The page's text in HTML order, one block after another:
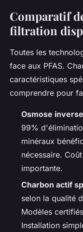
Comparatif
filtration
Toutes les
face aux PFAS.
caractéristiques
comprendre pour
Osmose inverse
99%
minéraux
nécessaire.
importante.
Charbon actif
selon la qualité
Modèles
Installation